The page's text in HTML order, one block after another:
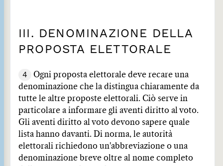
III. DENOMINAZIONE DELLA
PROPOSTA ELETTORALE
4
Ogni proposta elettorale deve recare una
denominazione che la distingua chiaramente da
tutte le altre proposte elettorali. Ciò serve in
particolare a informare gli aventi diritto al voto.
Gli aventi diritto al voto devono sapere quale
lista hanno davanti. Di norma, le autorità
elettorali richiedono un'abbreviazione o una
denominazione breve oltre al nome completo